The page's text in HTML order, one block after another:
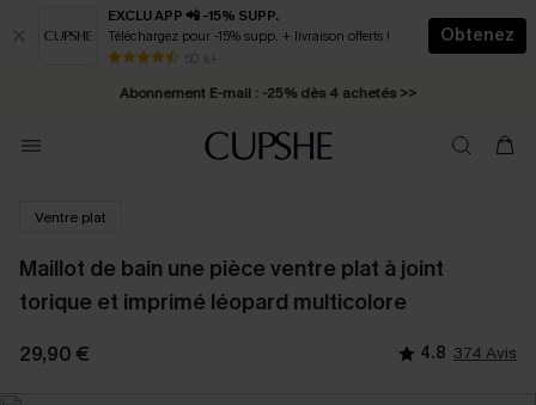
EXCLU APP 📲 -15% SUPP.
Téléchargez pour -15% supp. + livraison offerts !
50 k+
Obtenez
* Livraison éclair 2-3 jours ouvrés >>
Abonnement E-mail : -25% dès 4 achetés >>
Ventre plat
Maillot de bain une pièce ventre plat à joint
torique et imprimé léopard multicolore
29,90 € 4.8 374 Avis